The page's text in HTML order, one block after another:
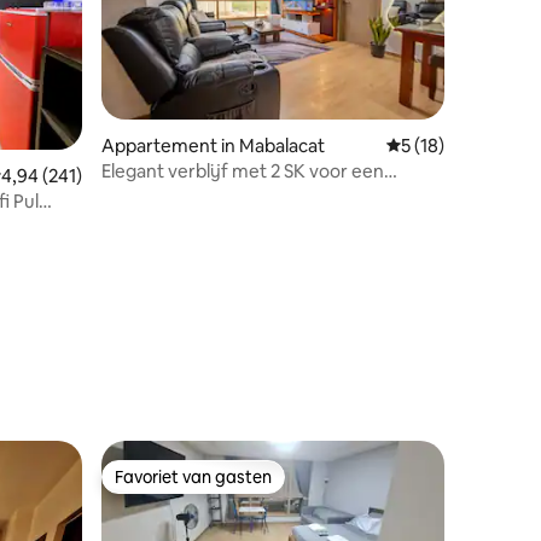
beoordeling van 4,94 uit 5, 241 recensies
4,94 (241)
Pul
Appartement in Mabalacat Gemiddelde
5 (18)
Elegant verblijf met 2 SK voor een
Favoriet van gasten
Favoriet van gasten